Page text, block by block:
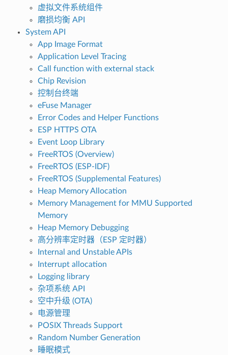
虚拟文件系统组件
磨损均衡 API
System API
App Image Format
Application Level Tracing
Call function with external stack
Chip Revision
控制台终端
eFuse Manager
Error Codes and Helper Functions
ESP HTTPS OTA
Event Loop Library
FreeRTOS (Overview)
FreeRTOS (ESP-IDF)
FreeRTOS (Supplemental Features)
Heap Memory Allocation
Memory Management for MMU Supported
Memory
Heap Memory Debugging
高分辨率定时器（ESP 定时器）
Internal and Unstable APIs
Interrupt allocation
Logging library
杂项系统 API
空中升级 (OTA)
电源管理
POSIX Threads Support
Random Number Generation
睡眠模式